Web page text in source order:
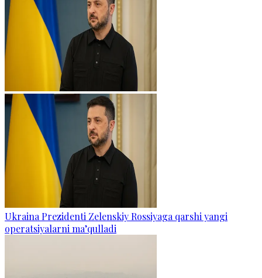
Ukraina Prezidenti Zelenskiy Rossiyaga qarshi yangi
operatsiyalarni ma’qulladi